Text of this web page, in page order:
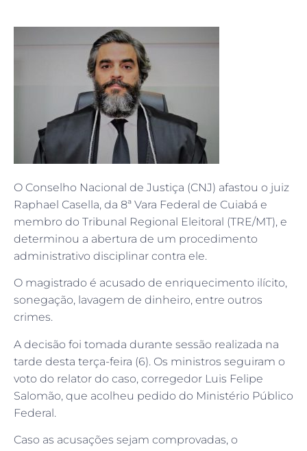
O Conselho Nacional de Justiça (CNJ) afastou o juiz
Raphael Casella, da 8ª Vara Federal de Cuiabá e
membro do Tribunal Regional Eleitoral (TRE/MT), e
determinou a abertura de um procedimento
administrativo disciplinar contra ele.
O magistrado é acusado de enriquecimento ilícito,
sonegação, lavagem de dinheiro, entre outros
crimes.
A decisão foi tomada durante sessão realizada na
tarde desta terça-feira (6). Os ministros seguiram o
voto do relator do caso, corregedor Luis Felipe
Salomão, que acolheu pedido do Ministério Público
Federal.
Caso as acusações sejam comprovadas, o